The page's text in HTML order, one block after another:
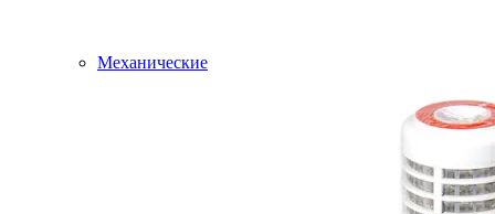
Механические